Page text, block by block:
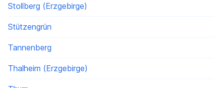
Stollberg (Erzgebirge)
Stützengrün
Tannenberg
Thalheim (Erzgebirge)